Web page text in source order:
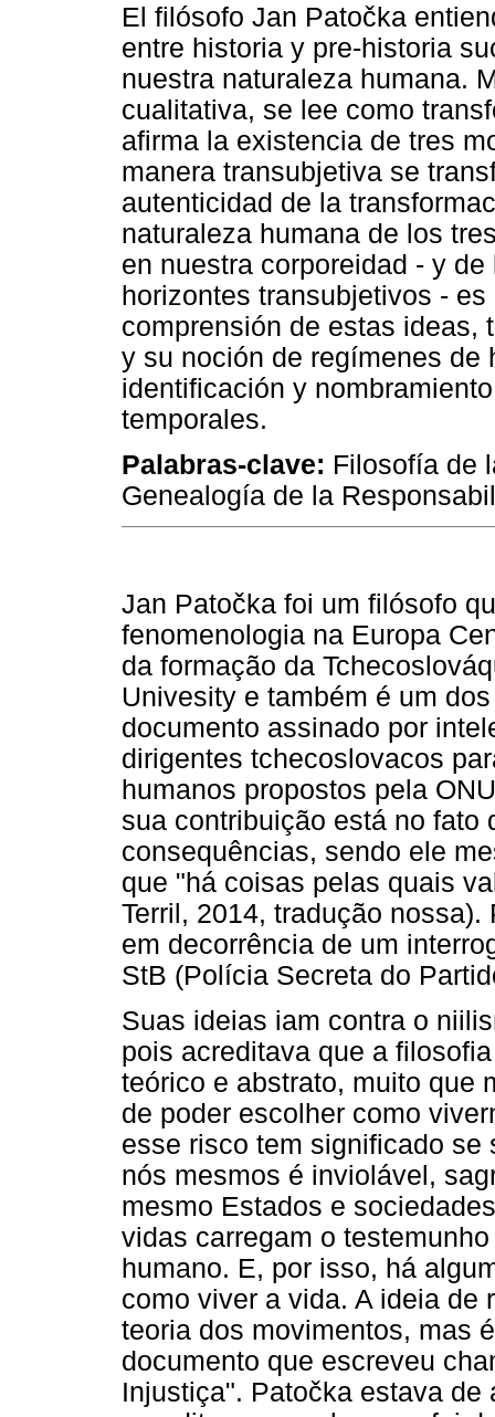
El filósofo Jan Patočka
entre historia y pre-historia
nuestra naturaleza humana.
cualitativa, se lee como
afirma la existencia de tres
manera transubjetiva se
autenticidad de la
naturaleza humana de los
en nuestra corporeidad - y
horizontes transubjetivos -
comprensión de estas ideas,
y su noción de regímenes de
identificación y
temporales.
Palabras-clave: Filosofía de
Genealogía de la
Jan Patočka foi um filósofo
fenomenologia na Europa
da formação da
Univesity e também é um
documento assinado por
dirigentes tchecoslovacos
humanos propostos pela
sua contribuição está no fato
consequências, sendo ele
que "há coisas pelas quais
Terril, 2014, tradução
em decorrência de um
StB (Polícia Secreta do
Suas ideias iam contra o
pois acreditava que a
teórico e abstrato, muito que
de poder escolher como
esse risco tem significado se
nós mesmos é inviolável,
mesmo Estados e
vidas carregam o
humano. E, por isso, há
como viver a vida. A ideia de
teoria dos movimentos, mas
documento que escreveu
Injustiça". Patočka estava